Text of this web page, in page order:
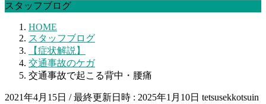
スタッフブログ
HOME
スタッフブログ
【症状解説】
交通事故のケガ
交通事故で起こる背中・腰痛
2021年4月15日 / 最終更新日時 : 2025年1月10日 tetsusekkotsuin